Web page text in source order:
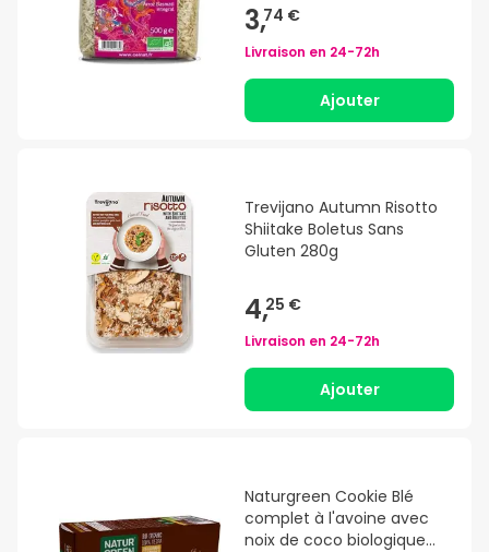
3,74 €
Livraison en 24-72h
Ajouter
Trevijano Autumn Risotto
Shiitake Boletus Sans
Gluten 280g
4,25 €
Livraison en 24-72h
Ajouter
Naturgreen Cookie Blé
complet à l'avoine avec
noix de coco biologique